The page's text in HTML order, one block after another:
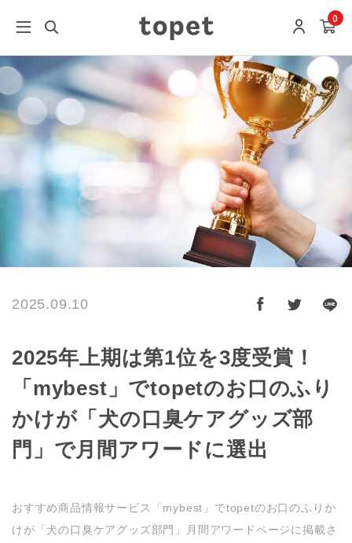
0
2025.09.10
2025年上期は第1位を3度受賞！
「mybest」でtopetのお口のふり
かけが「犬の口臭ケアグッズ部
門」で月間アワードに選出
おすすめ商品情報サービス「mybest」でtopetのお口のふりか
けが「犬の口臭ケアグッズ部門」月間アワードページに掲載さ